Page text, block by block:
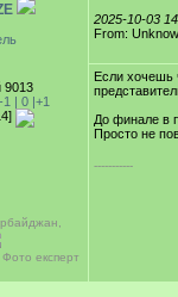
9013
-1 | 0 |+1
експерт
2025-10-03
From:
Если хочешь
До финале в
Просто не
-----------